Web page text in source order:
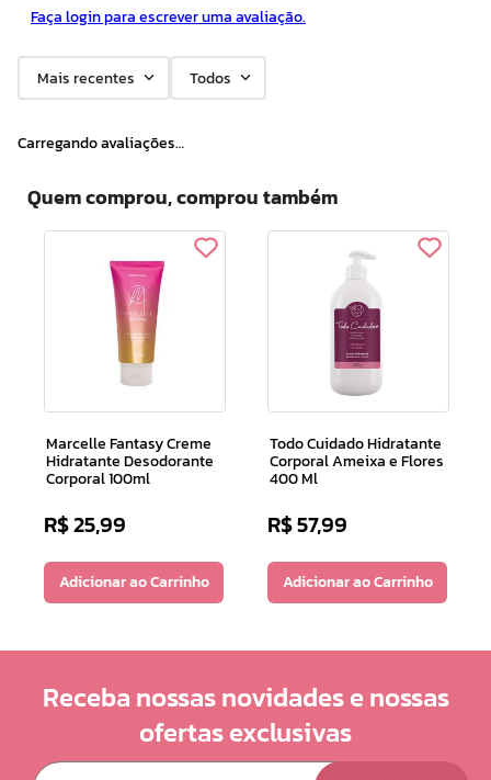
Faça login para escrever uma avaliação.
Mais recentes Todos
Carregando avaliações…
Quem comprou, comprou também
Marcelle Fantasy Creme
Hidratante Desodorante
Corporal 100ml
R$25,99
Adicionar ao Carrinho
Todo Cuidado Hidratante
Corporal Ameixa e Flores
400 Ml
R$57,99
Adicionar ao Carrinho
Receba nossas novidades e nossas
ofertas exclusivas